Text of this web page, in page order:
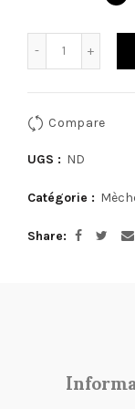
Compare
UGS : ND
Catégorie :
Share